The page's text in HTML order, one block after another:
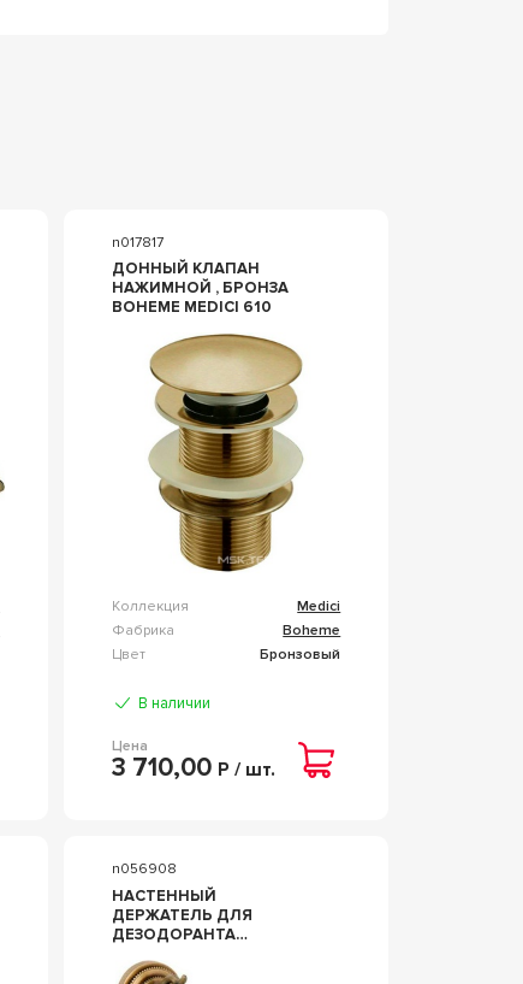
n017817
ДОННЫЙ КЛАПАН
НАЖИМНОЙ , БРОНЗА
BOHEME MEDICI 610
Коллекция
Medici
Фабрика
Boheme
Цвет
Бронзовый
В наличии
Цена
3 710,00 Р / шт.
n056908
НАСТЕННЫЙ
ДЕРЖАТЕЛЬ ДЛЯ
ДЕЗОДОРАНТА
BOHEME MEDICI 10620